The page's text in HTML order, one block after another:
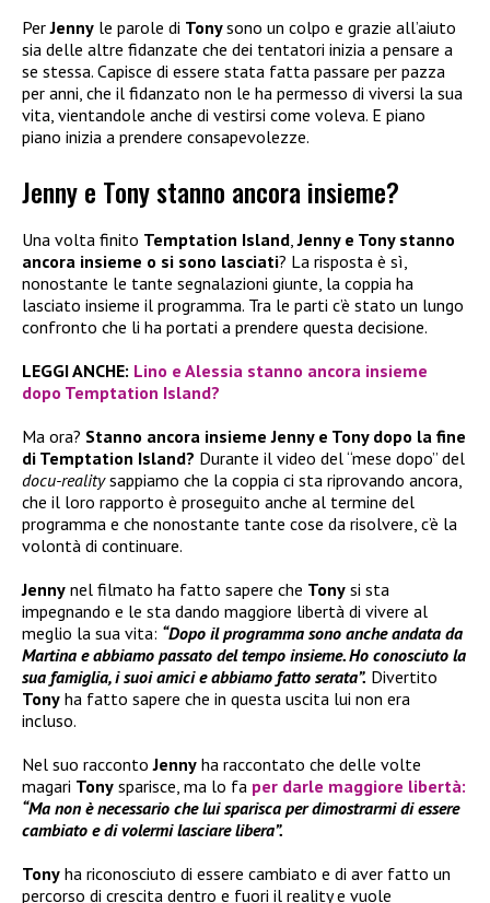
PerJenny le parole di Tonysono un colpo e grazie all’aiuto
sia delle altre fidanzate che dei tentatori inizia a pensare a
se stessa. Capisce di essere stata fatta passare per pazza
per anni, che il fidanzato non le ha permesso di viversi la sua
vita, vientandole anche di vestirsi come voleva. E piano
piano inizia a prendere consapevolezze.
Jenny e Tony stanno ancora insieme?
Una volta finito Temptation Island,Jenny e Tony stanno
ancora insieme o si sono lasciati? La risposta è sì,
nonostante le tante segnalazioni giunte, la coppia ha
lasciato insieme il programma. Tra le parti c’è stato un lungo
confronto che li ha portati a prendere questa decisione.
LEGGI ANCHE: Lino e Alessia stanno ancora insieme
dopo Temptation Island?
Ma ora? Stanno ancora insieme Jenny e Tony dopo la fine
di Temptation Island? Durante il video del “mese dopo” del
docu-realitysappiamo che la coppia ci sta riprovando ancora,
che il loro rapporto è proseguito anche al termine del
programma e che nonostante tante cose da risolvere, c’è la
volontà di continuare.
Jenny nel filmato ha fatto sapere che Tony si sta
impegnando e le sta dando maggiore libertà di vivere al
meglio la sua vita: “Dopo il programma sono anche andata da
Martina e abbiamo passato del tempo insieme. Ho conosciuto la
sua famiglia, i suoi amici e abbiamo fatto serata”. Divertito
Tony ha fatto sapere che in questa uscita lui non era
incluso.
Nel suo raccontoJenny ha raccontato che delle volte
magari Tony sparisce, ma lo fa per darle maggiore libertà:
“Ma non è necessario che lui sparisca per dimostrarmi di essere
cambiato e di volermi lasciare libera”.
Tony ha riconosciuto di essere cambiato e di aver fatto un
percorso di crescita dentro e fuori il reality e vuole